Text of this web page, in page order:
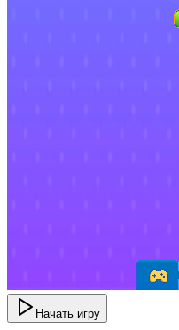
Начать игру